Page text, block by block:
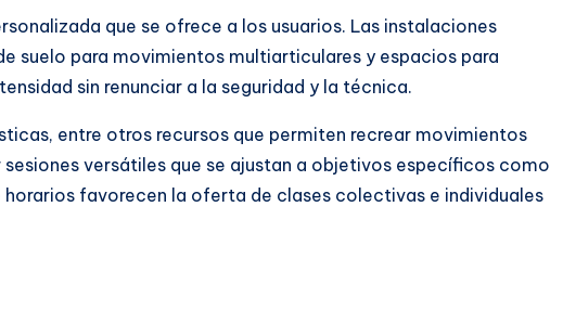
que se ofrece a los usuarios. Las instalaciones
suelo para movimientos multiarticulares y espacios para
sin renunciar a la seguridad y la técnica.
entre otros recursos que permiten recrear movimientos
versátiles que se ajustan a objetivos específicos como
favorecen la oferta de clases colectivas e individuales